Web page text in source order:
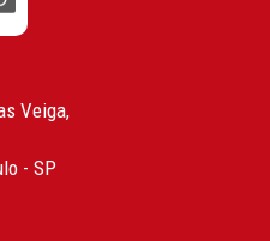
Veiga,
- SP